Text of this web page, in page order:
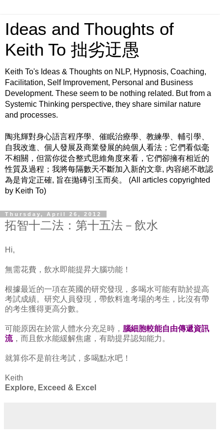
Ideas and Thoughts of
Keith To 拙劣迂愚
Keith To's Ideas & Thoughts on NLP, Hypnosis, Coaching,
Facilitation, Self Improvement, Personal and Business
Development. These seem to be nothing related. But from a
Systemic Thinking perspective, they share similar nature
and processes.
陶兆輝對身心語言程序學、催眠治療學、教練學、輔引學、
自我改進、個人發展及商業發展的純個人看法；它們看似毫
不相關，但當你從合整式思維角度來看，它們卻擁有相近的
性質及過程；我將每隔數天不斷加入新的文章, 內容絕不敢認
為是肯定正確, 旨在拋磚引玉而矣。 (All articles copyrighted
by Keith To)
Thursday, April 26, 2012
拓智十二法：第十五法－飲水
Hi,
無需花費，飲水即能提昇大腦功能！
根據最近的一項在英國的研究發現，多喝水可能有助於提高
考試成績。研究人員發現，帶飲料進考場的考生，比沒有帶
的考生獲得更高分數。
可能原因在於當人體水分充足時， 腦細胞較能自由傳遞資訊
流，而且飲水能緩解焦慮，有助提昇認知能力。
就算你不是前往考試，多喝點水吧！
Keith
Explore, Exceed & Excel